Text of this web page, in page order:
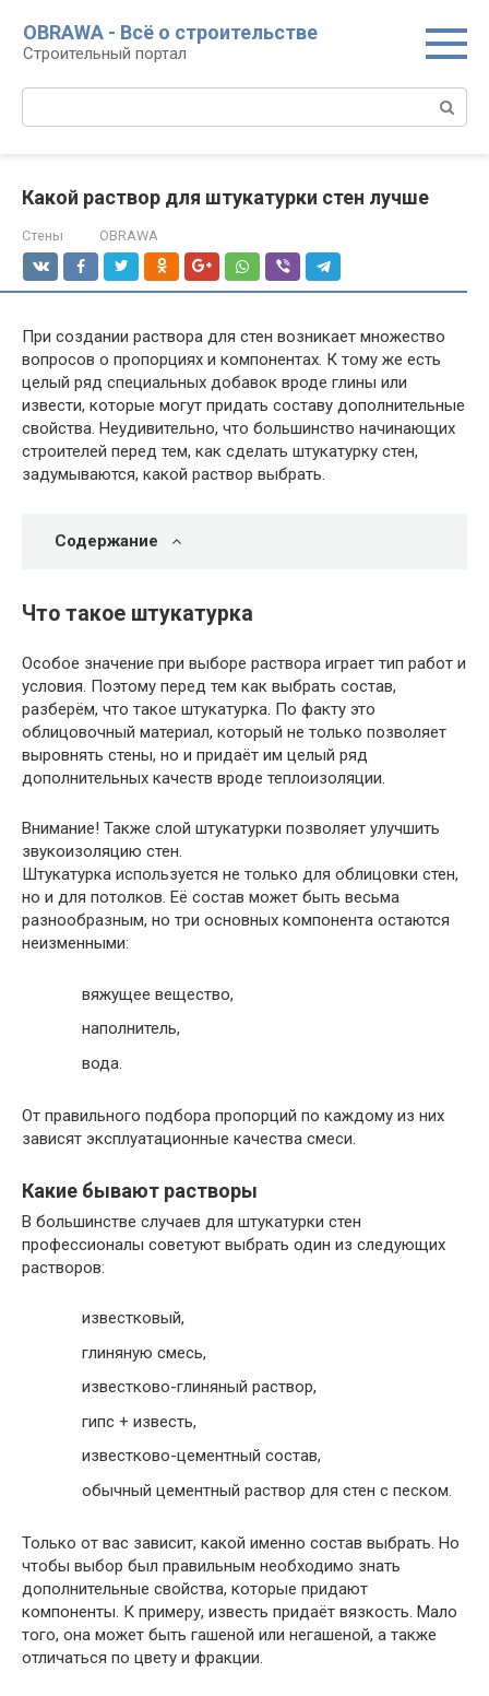
контенту
OBRAWA - Всё о строительстве
Строительный портал
Какой раствор для штукатурки стен лучше
Стены OBRAWA
При создании раствора для стен возникает множество
вопросов о пропорциях и компонентах. К тому же есть
целый ряд специальных добавок вроде глины или
извести, которые могут придать составу дополнительные
свойства. Неудивительно, что большинство начинающих
строителей перед тем, как сделать штукатурку стен,
задумываются, какой раствор выбрать.
Содержание
Что такое штукатурка
Особое значение при выборе раствора играет тип работ и
условия. Поэтому перед тем как выбрать состав,
разберём, что такое штукатурка. По факту это
облицовочный материал, который не только позволяет
выровнять стены, но и придаёт им целый ряд
дополнительных качеств вроде теплоизоляции.
Внимание! Также слой штукатурки позволяет улучшить
звукоизоляцию стен.
Штукатурка используется не только для облицовки стен,
но и для потолков. Её состав может быть весьма
разнообразным, но три основных компонента остаются
неизменными:
вяжущее вещество,
наполнитель,
вода.
От правильного подбора пропорций по каждому из них
зависят эксплуатационные качества смеси.
Какие бывают растворы
В большинстве случаев для штукатурки стен
профессионалы советуют выбрать один из следующих
растворов:
известковый,
глиняную смесь,
известково-глиняный раствор,
гипс + известь,
известково-цементный состав,
обычный цементный раствор для стен с песком.
Только от вас зависит, какой именно состав выбрать. Но
чтобы выбор был правильным необходимо знать
дополнительные свойства, которые придают
компоненты. К примеру, известь придаёт вязкость. Мало
того, она может быть гашеной или негашеной, а также
отличаться по цвету и фракции.